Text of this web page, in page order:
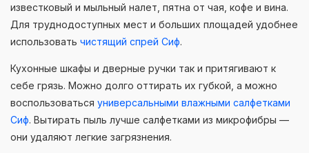
известковый и мыльный налет, пятна от чая, кофе и вина.
Для труднодоступных мест и больших площадей удобнее
использовать чистящий спрей Сиф.
Кухонные шкафы и дверные ручки так и притягивают к
себе грязь. Можно долго оттирать их губкой, а можно
воспользоваться универсальными влажными салфетками
Сиф. Вытирать пыль лучше салфетками из микрофибры —
они удаляют легкие загрязнения.